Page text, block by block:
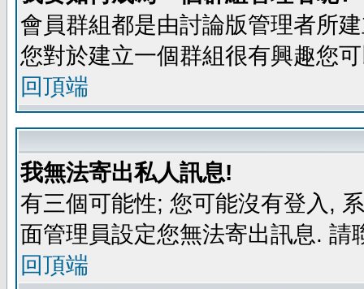
會員群組都是由討論版管理者所
您對於建立一個群組很有興趣您
回頂端
我無法寄出私人訊息!
有三個可能性; 您可能沒有登入,
面管理員設定您無法寄出訊息. 請
回頂端